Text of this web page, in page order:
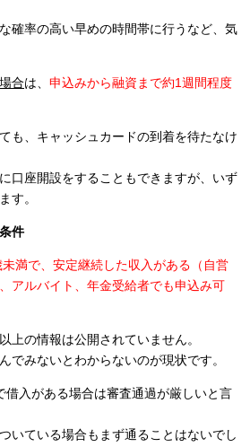
確率の高い早めの時間帯に行うなど、気
合は、 申込みから融資まで約1週間程度
も、キャッシュカードの到着を待たなけ
口座開設をすることもできますが、いず
す。
件
未満で、安定継続した収入がある（自営
アルバイト、年金受給者でも申込み可
上の情報は公開されていません。
でみないとわからないのが現状です。
借入がある場合は審査通過が厳しいと言
いている場合もまず通ることはないでし